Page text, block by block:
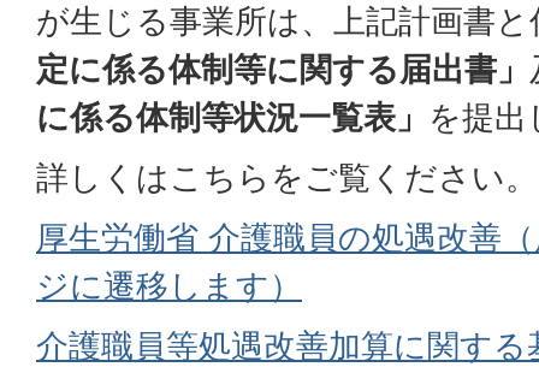
が生じる事業所は、上記計画書
定に係る体制等に関する届出書」
に係る体制等状況一覧表」 を提
詳しくはこちらをご覧ください。
厚生労働省 介護職員の処遇改善
ジに遷移します）
介護職員等処遇改善加算に関す